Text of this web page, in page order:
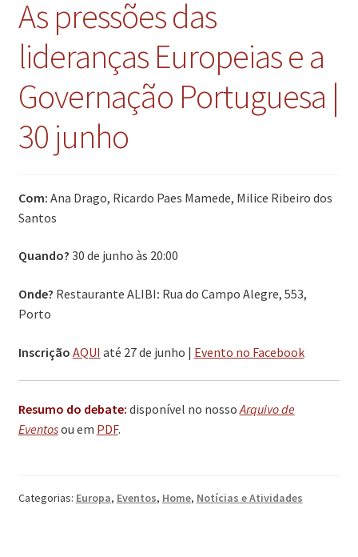
As pressões das
lideranças Europeias e a
Governação Portuguesa |
30 junho
Com: Ana Drago, Ricardo Paes Mamede, Milice Ribeiro dos
Santos
Quando? 30 de junho às 20:00
Onde? Restaurante ALIBI: Rua do Campo Alegre, 553,
Porto
Inscrição AQUI até 27 de junho | Evento no Facebook
Resumo do debate: disponível no nosso Arquivo de
Eventosou em PDF.
Categorias: Europa, Eventos, Home, Notícias e Atividades